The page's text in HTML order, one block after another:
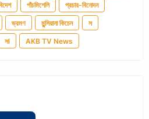
পাঁচমিশেলি প্রচার-বিনোদন
ভ্রমণ মুন্সিয়ানা কিচেন স
সl AKB TV News